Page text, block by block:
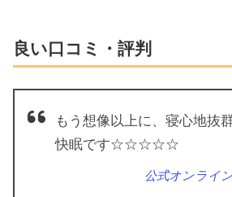
良い口コミ・評判
もう想像以上に、寝心地抜
快眠です☆☆☆☆☆
公式オンライ